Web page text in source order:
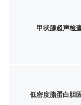
甲状腺超声检
低密度脂蛋白胆